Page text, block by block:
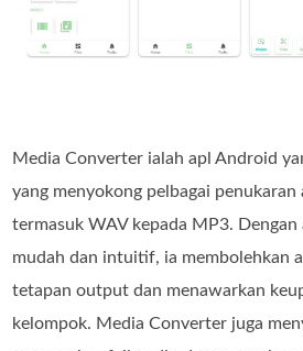
Media Converter ialah apl Android
yang menyokong pelbagai penukaran
termasuk WAV kepada MP3. Dengan
mudah dan intuitif, ia membolehkan
tetapan output dan menawarkan
kelompok. Media Converter juga